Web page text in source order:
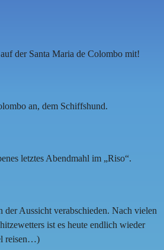
der Santa Maria de Colombo mit!
an, dem Schiffshund.
letztes Abendmahl im „Riso“.
der Aussicht verabschieden. Nach vielen
ist es heute endlich wieder
reisen…)